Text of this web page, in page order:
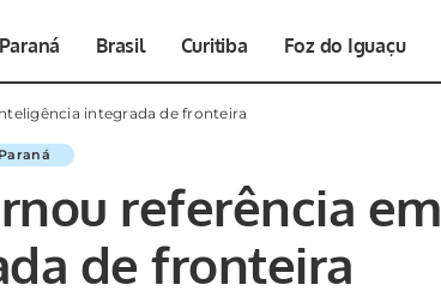
Paraná Brasil Curitiba Foz do Iguaçu
integrada de fronteira
referência em
de fronteira